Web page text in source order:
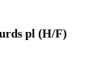
pl (H/F)